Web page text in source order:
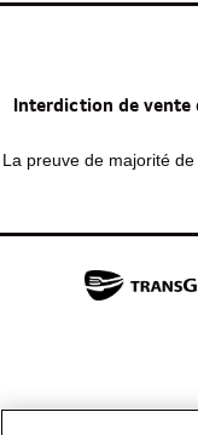
Interdiction de vente
La preuve de majorité